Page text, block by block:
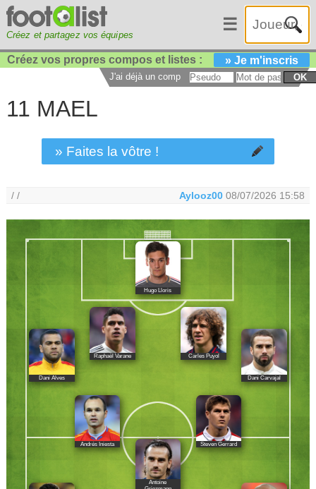
Créez et partagez vos équipes
☰
Créez vos propres compos et listes : » Je m'inscris
J'ai déjà un compte : OK
11 MAEL
» Faites la vôtre !
/ / Aylooz00 08/07/2026 15:58
Hugo Lloris
Dani Alves
Raphaël Varane Carles Puyol
Dani Carvajal
Andrés Iniesta Steven Gerrard
Antoine